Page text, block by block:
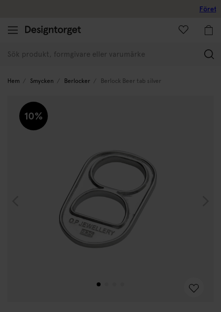
Hem Smycken Berlocker Berlock Beer tab silver
10%